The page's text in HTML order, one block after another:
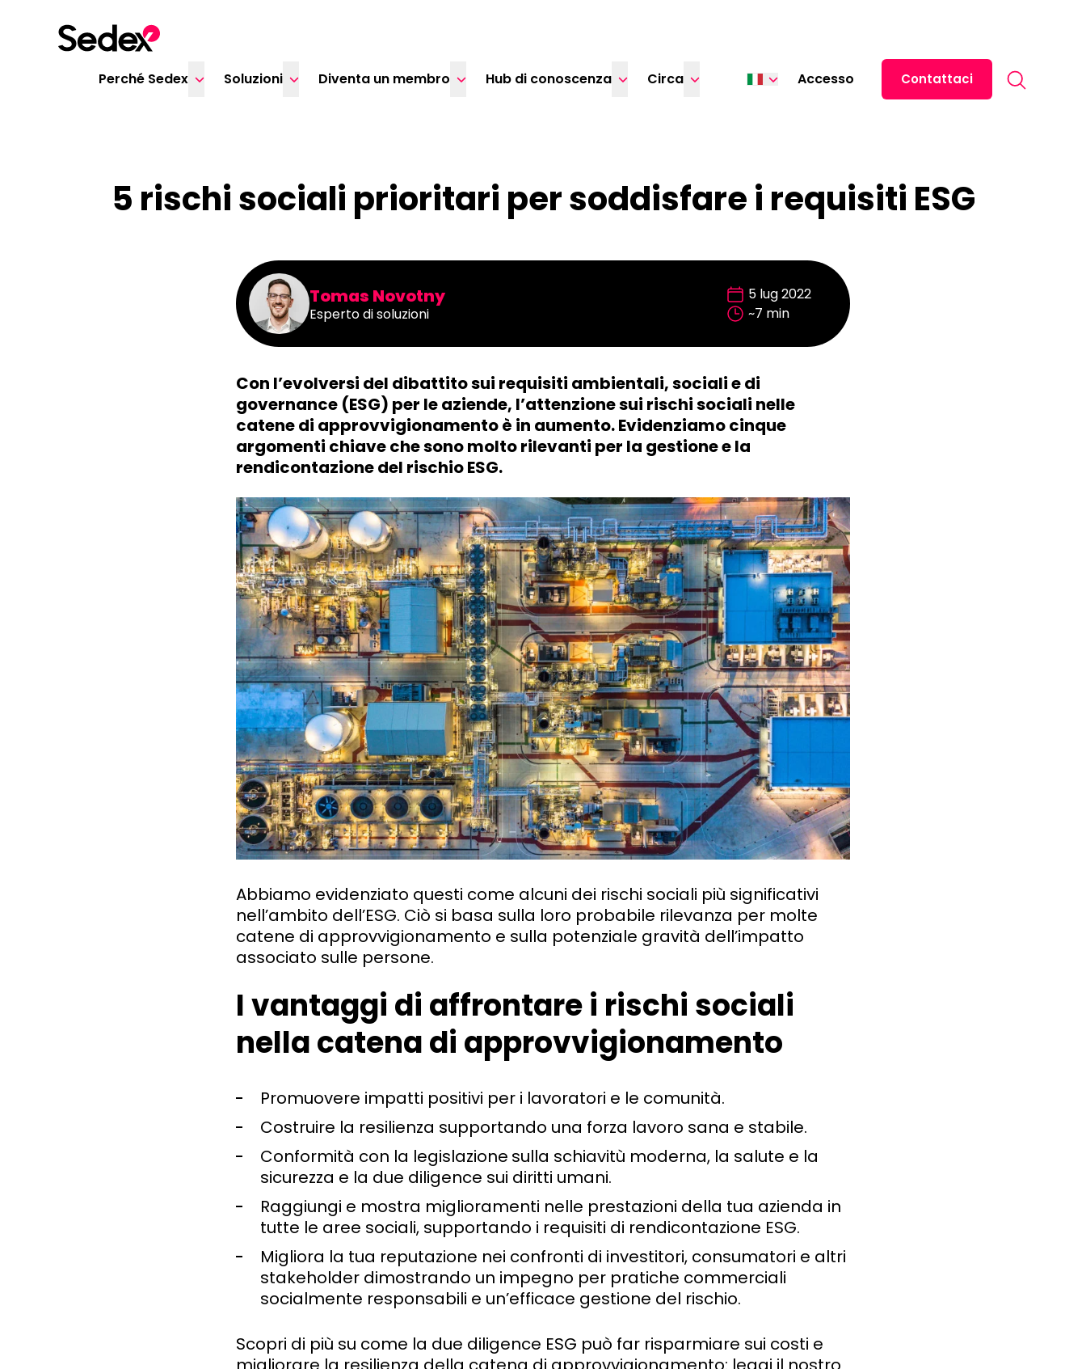
Perché Sedex
Soluzioni Diventa un membro Hub di conoscenza Circa Accesso
日本語
Français
Contattaci
5 rischi sociali prioritari per soddisfare i requisiti ESG
Tomas Novotny
Esperto di soluzioni
5 lug 2022
~7 min
Con l’evolversi del dibattito sui requisiti ambientali, sociali e di
governance (ESG) per le aziende, l’attenzione sui rischi sociali nelle
catene di approvvigionamento è in aumento. Evidenziamo cinque
argomenti chiave che sono molto rilevanti per la gestione e la
rendicontazione del rischio ESG.
Abbiamo evidenziato questi come alcuni dei rischi sociali più significativi
nell’ambito dell’ESG. Ciò si basa sulla loro probabile rilevanza per molte
catene di approvvigionamento e sulla potenziale gravità dell’impatto
associato sulle persone.
I vantaggi di affrontare i rischi sociali
nella catena di approvvigionamento
Promuovere impatti positivi per i lavoratori e le comunità.
Costruire la resilienza supportando una forza lavoro sana e stabile.
Conformità con la legislazione sulla schiavitù moderna, la salute e la
sicurezza e la due diligence sui diritti umani.
Raggiungi e mostra miglioramenti nelle prestazioni della tua azienda in
tutte le aree sociali, supportando i requisiti di rendicontazione ESG.
Migliora la tua reputazione nei confronti di investitori, consumatori e altri
stakeholder dimostrando un impegno per pratiche commerciali
socialmente responsabili e un’efficace gestione del rischio.
Scopri di più su come la due diligence ESG può far risparmiare sui costi e